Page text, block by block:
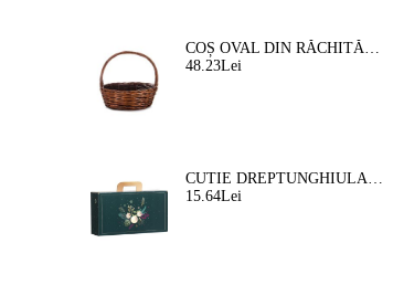
COȘ OVAL DIN RĂCHITĂ, MARO, 35X30X12 CM, SP609M
48.23Lei
CUTIE DREPTUNGHIULARA DIN CARTON TIP "VALIZA" NATURA FERMEATA VERDE/AURIE, 33,0 X 18,5 X 9,5 CM, CV053P
15.64Lei